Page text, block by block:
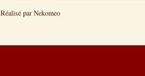
Réalisé par Nekomeo